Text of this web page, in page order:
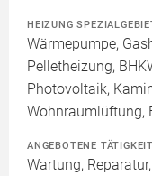
HEIZUNG
Wärmepumpe,
Pelletheizung,
Photovoltaik,
Wohnraumlüftung,
ANGEBOTENE
Wartung,